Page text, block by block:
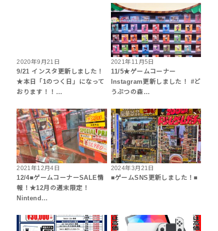
2020年9月21日
9/21 インスタ更新しました！
★本日「1のつく日」になって
おります！！…
2021年11月5日
11/5★ゲームコーナー
Instagram更新しました！ #ど
うぶつの森…
2021年12月4日
12/4■ゲームコーナーSALE情
報！★12月の週末限定！
Nintend…
2024年3月21日
■ゲームSNS更新しました！■